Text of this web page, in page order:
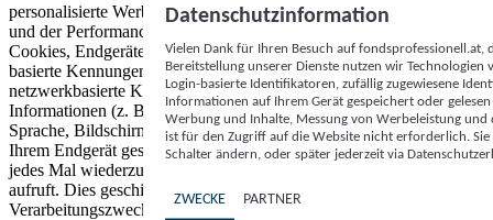
personalisierte Werbung und Inhalte, Messung von Werbeleistung
und der Performance von Inhalten sowie Zielgruppenforschung.
Cookies, Endgeräte- oder ähnliche Online-Kennungen (z. B. login-
basierte Kennungen, zufällig generierte Kennungen,
netzwerkbasierte Kennungen) können zusammen mit anderen
Informationen (z. B. Browsertyp und Browserinformationen,
Sprache, Bildschirmgröße, unterstützte Technologien usw.) auf
Ihrem Endgerät gespeichert oder von dort ausgelesen werden, um es
jedes Mal wiederzuerkennen, wenn es eine App oder einer Webseite
aufruft. Dies geschieht für einen oder mehrere der hier aufgeführten
Verarbeitungszwecke.
Datenschutzinformation
Vielen Dank für Ihren Besuch auf
Bereitstellung unserer Dienste nutzen wir Technologien
Login-basierte Identifikatoren, zufällig zugewiesene
Informationen auf Ihrem Gerät gespeichert oder
Werbung und Inhalte, Messung von Werbeleistung
ist für den Zugriff auf die Website nicht erforderlich.
Schalter ändern, oder später jederzeit via
ZWECKE PARTNER